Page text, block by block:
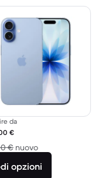
da
del ricondizionato:
€
€ nuovoRispetto a 979,00
opzioni